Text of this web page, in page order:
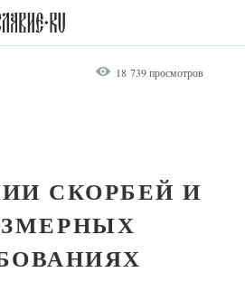
18 739 просмотров
СКОРБЕЙ И